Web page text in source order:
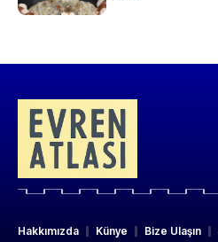
Hakkımızda Künye Bize Ulaşın